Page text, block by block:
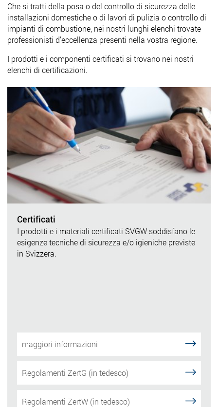
Che si tratti della posa o del controllo di sicurezza delle
installazioni domestiche o di lavori di pulizia o controllo di
impianti di combustione, nei nostri lunghi elenchi trovate
professionisti d’eccellenza presenti nella vostra regione.
I prodotti e i componenti certificati si trovano nei nostri
elenchi di certificazioni.
Certificati
I prodotti e i materiali certificati SVGW soddisfano le
esigenze tecniche di sicurezza e/o igieniche previste
in Svizzera.
maggiori informazioni
Regolamenti ZertG (in tedesco)
Regolamenti ZertW (in tedesco)